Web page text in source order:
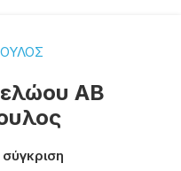
ΑΒ